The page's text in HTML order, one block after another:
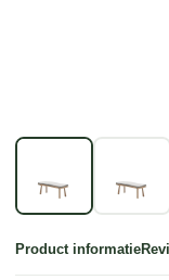
Product informatie